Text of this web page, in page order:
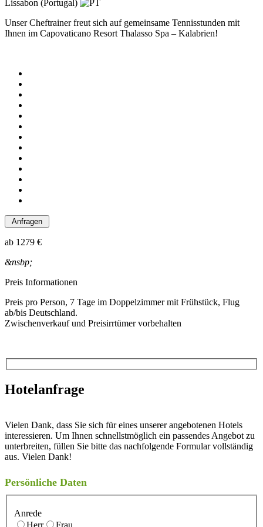
Lissabon (Portugal)
Unser Cheftrainer freut sich auf gemeinsame Tennisstunden mit
Ihnen im Capovaticano Resort Thalasso Spa – Kalabrien!
ab 1279 €
&nsbp;
Preis Informationen
Preis pro Person, 7 Tage im Doppelzimmer mit Frühstück, Flug
ab/bis Deutschland.
Zwischenverkauf und Preisirrtümer vorbehalten
Hotelanfrage
Vielen Dank, dass Sie sich für eines unserer angebotenen Hotels
interessieren. Um Ihnen schnellstmöglich ein passendes Angebot zu
unterbreiten, füllen Sie bitte das nachfolgende Formular vollständig
aus. Vielen Dank!
Persönliche Daten
Anrede